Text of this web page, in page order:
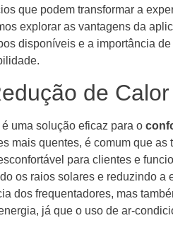
que podem transformar a
explorar as vantagens da
disponíveis e a importância
de Calor
uma solução eficaz para o
mais quentes, é comum que as
para clientes e
os raios solares e reduzindo a
dos frequentadores, mas
já que o uso de ar-